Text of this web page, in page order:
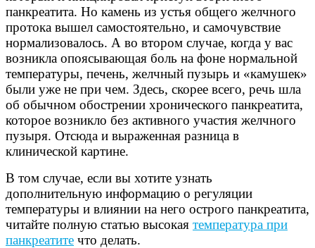
панкреатита. Но камень из устья общего желчного
протока вышел самостоятельно, и самочувствие
нормализовалось. А во втором случае, когда у вас
возникла опоясывающая боль на фоне нормальной
температуры, печень, желчный пузырь и «камушек»
были уже не при чем. Здесь, скорее всего, речь шла
об обычном обострении хронического панкреатита,
которое возникло без активного участия желчного
пузыря. Отсюда и выраженная разница в
клинической картине.
В том случае, если вы хотите узнать
дополнительную информацию о регуляции
температуры и влиянии на него острого панкреатита,
читайте полную статью высокая температура при
панкреатите что делать.